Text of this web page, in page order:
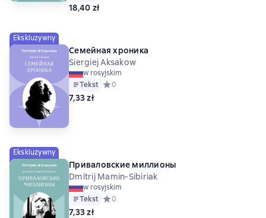
18,40 zł
Ekskluzywny
Семейная хроника
Siergiej Aksakow
w rosyjskim
Tekst Средний рейтинг 0 на основе 0 оценок
0
7,33 zł
Ekskluzywny
Приваловские миллионы
Dmitrij Mamin-Sibiriak
w rosyjskim
Tekst Средний рейтинг 0 на основе 0 оценок
0
7,33 zł